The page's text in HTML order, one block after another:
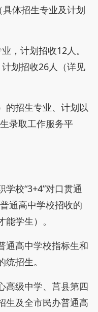
体招生专业及计划
，计划招收12人。
划招收26人（详见
的招生专业、计划以
录取工作服务平
学校“3+4”对口贯通
通高中学校招收的
学生）。
通高中学校指标生和
招生。
高级中学、莒县第四
生及全市民办普通高